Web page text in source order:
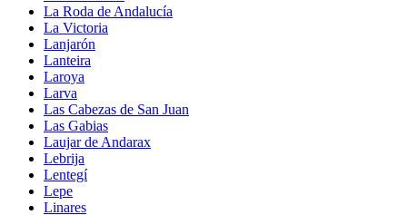
La Roda de Andalucía
La Victoria
Lanjarón
Lanteira
Laroya
Larva
Las Cabezas de San Juan
Las Gabias
Laujar de Andarax
Lebrija
Lentegí
Lepe
Linares